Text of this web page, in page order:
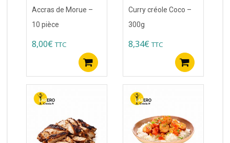
Accras de Morue –
10 pièce
8,00€ TTC
Curry créole Coco –
300g
8,34€ TTC